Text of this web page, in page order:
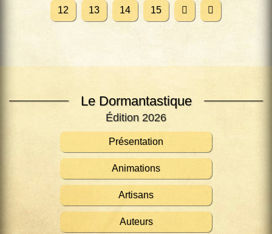
Le Dormantastique
Édition 2026
Présentation
Animations
Artisans
Auteurs
12 13 14 15